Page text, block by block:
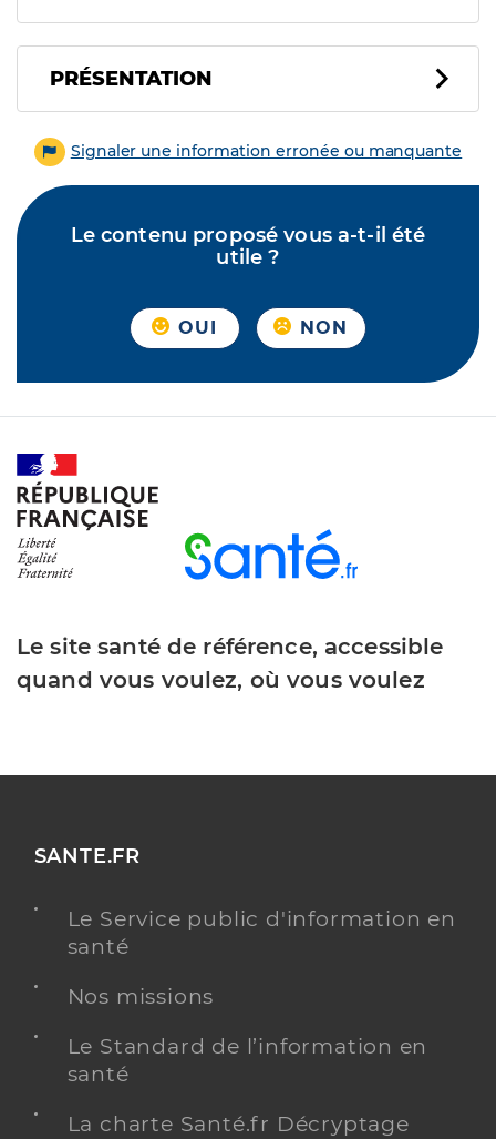
PRÉSENTATION
Signaler une information erronée ou manquante
Le contenu proposé vous a-t-il été
utile ?
OUI NON
Le site santé de référence, accessible
quand vous voulez, où vous voulez
SANTE.FR
Le Service public d'information en
santé
Nos missions
Le Standard de l’information en
santé
La charte Santé.fr Décryptage